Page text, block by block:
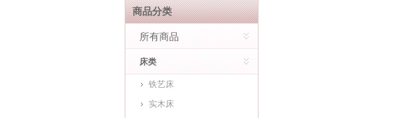
商品分类
所有商品
床类
铁艺床
实木床